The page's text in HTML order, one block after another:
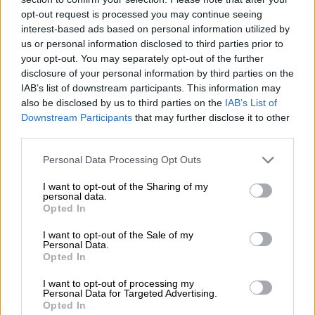
opt-out request is processed you may continue seeing
interest-based ads based on personal information utilized by
us or personal information disclosed to third parties prior to
your opt-out. You may separately opt-out of the further
disclosure of your personal information by third parties on the
IAB’s list of downstream participants. This information may
also be disclosed by us to third parties on the IAB’s List of
Downstream Participants that may further disclose it to other
Please note that this website/app uses one or more Google
not limited to your visit or usage behaviour. You may click to
grant or deny consent to Google and its third-party tags to
use your data for below specified purposes in below Google
consent section.
Personal Data Processing Opt Outs
I want to opt-out of the Sharing of my
personal data.
Opted In
I want to opt-out of the Sale of my
Personal Data.
Opted In
I want to opt-out of processing my
Personal Data for Targeted Advertising.
Opted In
σταματήσω. Ακινητοποίησα πλήρως το
αυτοκίνητο και σήκωσα τα χέρια μου πάνω
στο τιμόνι. Αμέσως μετά άνοιξαν πυρ
εναντίον του οχήματος», δήλωσε στη
Haaretz.
Οι Ισραηλινές Αμυντικές Δυνάμεις (IDF)
υποστήριξαν ότι οι στρατιώτες τους
αντιλήφθηκαν ένα όχημα να επιταχύνει προς
«αντέδρασε πυροβολώντας».
τραυματίστηκαν και μεταφέρθηκαν για
ιατρική περίθαλψη», ανέφερε ο στρατός,
προσθέτοντας ότι «το περιστατικό
εξετάζεται» και εκφράζοντας «βαθιά λύπη